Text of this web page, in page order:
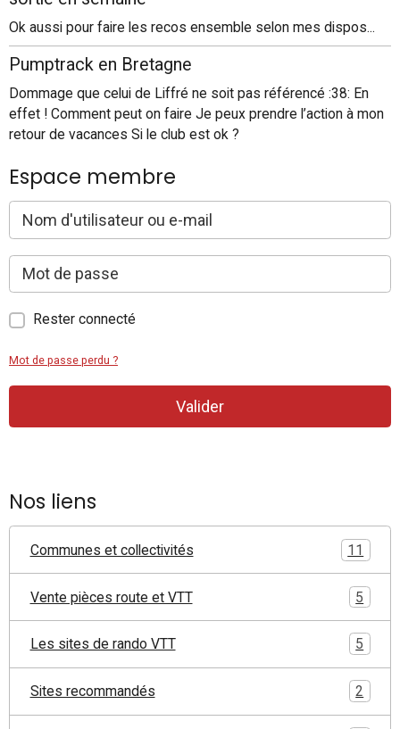
Ok aussi pour faire les recos ensemble selon mes dispos...
Pumptrack en Bretagne
Dommage que celui de Liffré ne soit pas référencé :38: En
effet ! Comment peut on faire Je peux prendre l’action à mon
retour de vacances Si le club est ok ?
Espace membre
Rester connecté
Mot de passe perdu ?
Valider
Nos liens
Communes et collectivités 11
Vente pièces route et VTT 5
Les sites de rando VTT 5
Sites recommandés 2